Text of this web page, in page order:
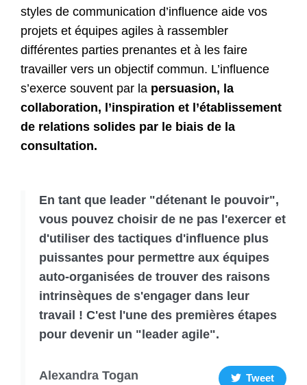
styles de communication d’influence aide vos
projets et équipes agiles à rassembler
différentes parties prenantes et à les faire
travailler vers un objectif commun. L’influence
s’exerce souvent par la persuasion, la
collaboration, l’inspiration et l’établissement
de relations solides par le biais de la
consultation.
En tant que leader "détenant le pouvoir",
vous pouvez choisir de ne pas l'exercer et
d'utiliser des tactiques d'influence plus
puissantes pour permettre aux équipes
auto-organisées de trouver des raisons
intrinsèques de s'engager dans leur
travail ! C'est l'une des premières étapes
pour devenir un "leader agile".
Alexandra Togan Tweet